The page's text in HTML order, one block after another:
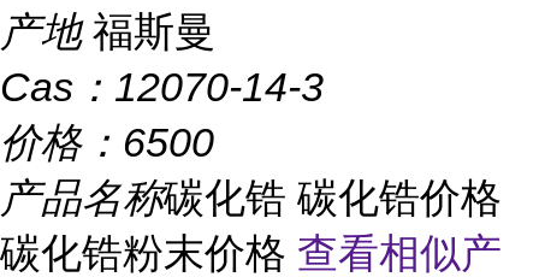
产地 福斯曼
Cas： 12070-14-3
价格： 6500
产品名称碳化锆 碳化锆价格
碳化锆粉末价格 查看相似产